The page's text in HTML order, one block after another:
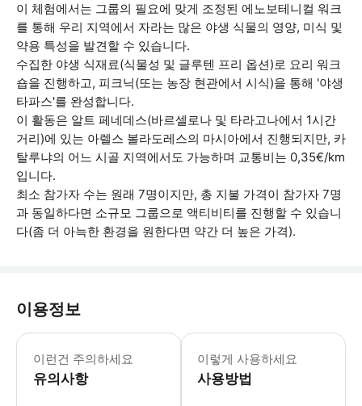
이 체험에서는 그룹의 필요에 맞게 조정된 에노보테니컬 워크
를 통해 우리 지역에서 자라는 많은 야생 식물의 영양, 미식 및
약용 특성을 발견할 수 있습니다.
수집한 야생 식재료(식물성 및 글루텐 프리 옵션)로 요리 워크
숍을 진행하고, 피크닉(또는 농장 현관에서 시식)을 통해 '야생
타파스'를 완성합니다.
이 활동은 알트 페네데스(바르셀로나 및 타라고나에서 1시간
거리)에 있는 아렐스 볼라도레스의 마시아에서 진행되지만, 카
탈루냐의 어느 시골 지역에서도 가능하며 교통비는 0,35€/km
입니다.
최소 참가자 수는 원래 7명이지만, 총 지불 가격이 참가자 7명
과 동일하다면 소규모 그룹으로 액티비티를 진행할 수 있습니
다(좀 더 아늑한 환경을 원한다면 약간 더 높은 가격).
이용정보
이런건 주의하세요
유의사항
이 투어는 비가 오나 눈이 오나 진행
이렇게 사용하세요
사용방법